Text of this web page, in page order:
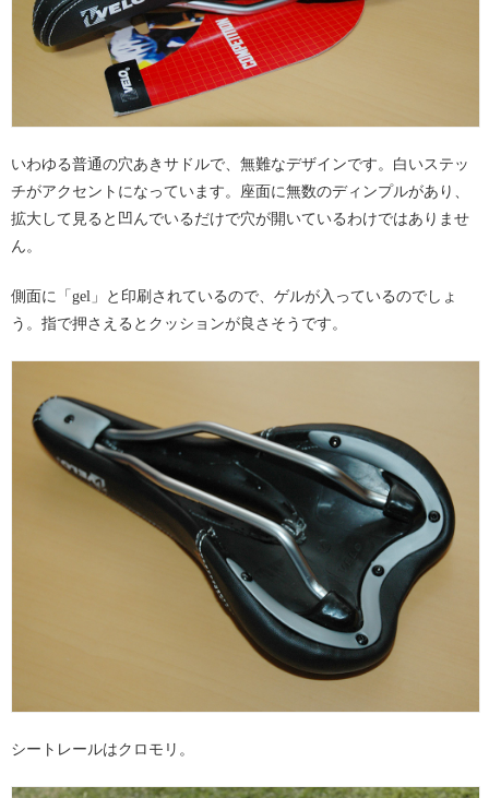
いわゆる普通の穴あきサドルで、無難なデザインです。白いステッ
チがアクセントになっています。座面に無数のディンプルがあり、
拡大して見ると凹んでいるだけで穴が開いているわけではありませ
ん。
側面に「gel」と印刷されているので、ゲルが入っているのでしょ
う。指で押さえるとクッションが良さそうです。
シートレールはクロモリ。